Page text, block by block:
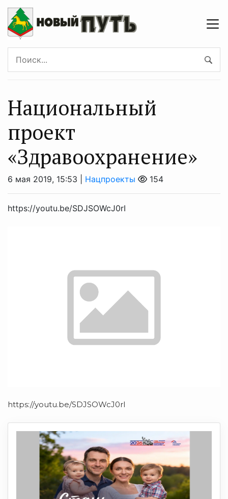
Национальный
проект
«Здравоохранение»
6 мая 2019, 15:53 | Нацпроекты 154
https://youtu.be/SDJSOWcJ0rI
https://youtu.be/SDJSOWcJ0rI